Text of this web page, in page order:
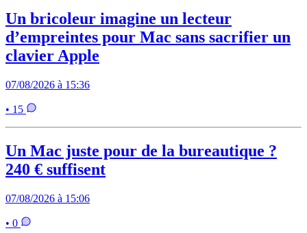
Un bricoleur imagine un lecteur
d’empreintes pour Mac sans sacrifier un
clavier Apple
07/08/2026 à 15:36
• 15
Un Mac juste pour de la bureautique ?
240 € suffisent
07/08/2026 à 15:06
• 0